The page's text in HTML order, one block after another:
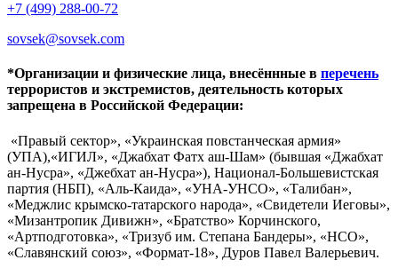
+7 (499) 288-00-72
sovsek@sovsek.com
*Организации и физические лица, внесённные в перечень
террористов и экстремистов, деятельность которых
запрещена в Российской Федерации:
«Правый сектор», «Украинская повстанческая армия»
(УПА),«ИГИЛ», «Джабхат Фатх аш-Шам» (бывшая «Джабхат
ан-Нусра», «Джебхат ан-Нусра»), Национал-Большевистская
партия (НБП), «Аль-Каида», «УНА-УНСО», «Талибан»,
«Меджлис крымско-татарского народа», «Свидетели Иеговы»,
«Мизантропик Дивижн», «Братство» Корчинского,
«Артподготовка», «Тризуб им. Степана Бандеры», «НСО»,
«Славянский союз», «Формат-18», Дуров Павел Валерьевич.